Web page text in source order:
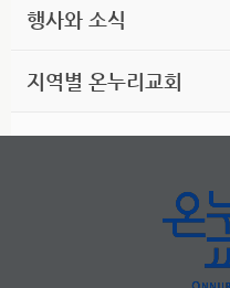
행사와 소식
지역별 온누리교회